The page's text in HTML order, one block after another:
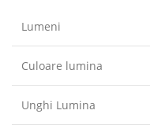
Lumeni
Culoare lumina
Unghi Lumina